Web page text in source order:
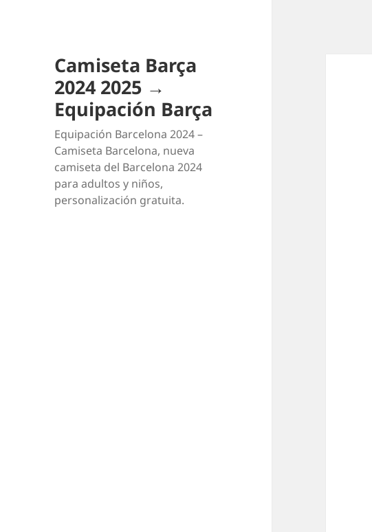
Camiseta Barça
2024 2025 →
Equipación Barça
Equipación Barcelona 2024 –
Camiseta Barcelona, nueva
camiseta del Barcelona 2024
para adultos y niños,
personalización gratuita.